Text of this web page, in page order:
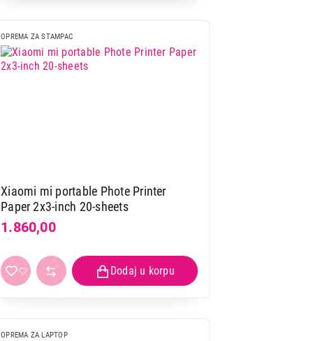
OPREMA ZA STAMPAC
Xiaomi mi portable Phote Printer
Paper 2x3-inch 20-sheets
1.860,00
OPREMA ZA LAPTOP